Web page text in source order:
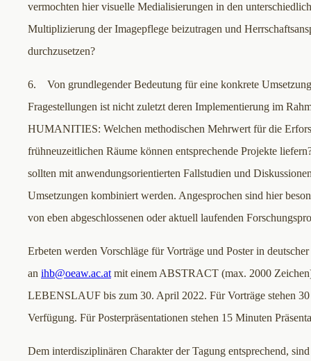
vermochten hier visuelle Medialisierungen in den
Multiplizierung der Imagepflege beizutragen und
durchzusetzen?
6. Von grundlegender Bedeutung für eine konkrete
Fragestellungen ist nicht zuletzt deren Implementierung im
HUMANITIES: Welchen methodischen Mehrwert für die
frühneuzeitlichen Räume können entsprechende Projekte
sollten mit anwendungsorientierten Fallstudien und
Umsetzungen kombiniert werden. Angesprochen sind hier
von eben abgeschlossenen oder aktuell laufenden
Erbeten werden Vorschläge für Vorträge und Poster in
an ihb@oeaw.ac.atmit einem ABSTRACT (max. 2000
LEBENSLAUF bis zum 30. April 2022. Für Vorträge stehen
Verfügung. Für Posterpräsentationen stehen 15 Minuten
Dem interdisziplinären Charakter der Tagung entsprechend,